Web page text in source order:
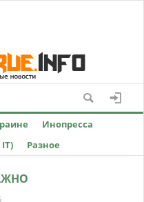
Инопресса
Разное